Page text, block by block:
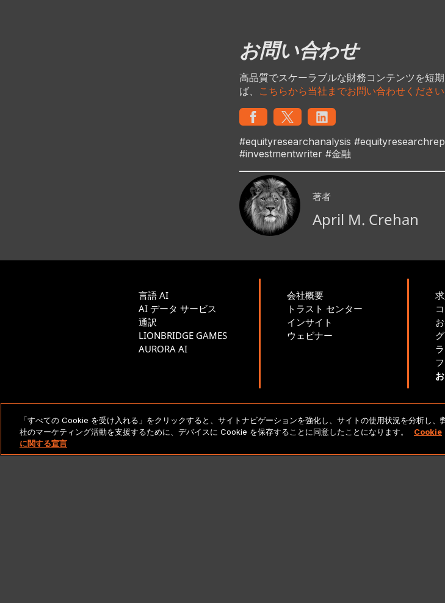
お問い合わせ
高品質でスケーラブルな財務コンテンツを短
ば、 こちらから当社までお問い合わせください
#equityresearchanalysis
#investmentwriter #金融
著者
April M. Crehan
言語 AI
AI データ サービス
通訳
LIONBRIDGE GAMES
AURORA AI
会社概要
トラスト センター
インサイト
ウェビナー
グ
法的通知とポリシー Copyright 2026 Lionbridge
「すべての Cookie を受け入れる」をクリックすると、サイトナビゲーションを強化し、サイトの使用状況を分析し、
社のマーケティング活動を支援するために、デバイスに Cookie を保存することに同意したことになります。
Cookie
に関する宣言